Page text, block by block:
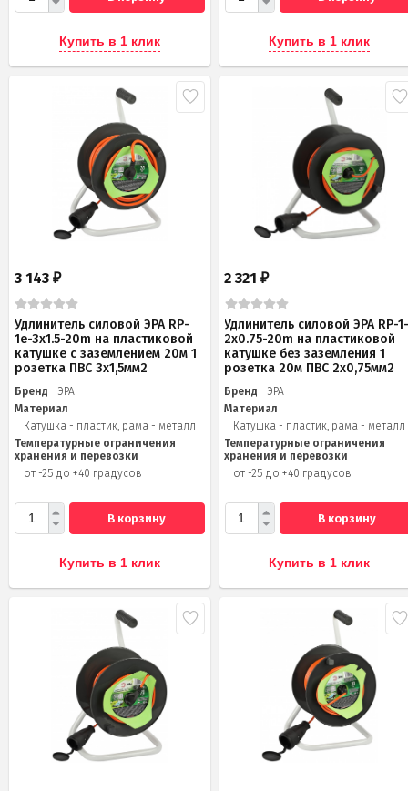
Купить в 1 клик Купить в 1 клик
3 143 ₽
Удлинитель силовой ЭРА RP-
1e-3x1.5-20m на пластиковой
катушке c заземлением 20м 1
розетка ПВС 3х1,5мм2
Бренд
ЭРА
Материал
Катушка - пластик, рама - металл
Температурные ограничения
хранения и перевозки
от -25 до +40 градусов
В корзину
Купить в 1 клик
2 321₽
Удлинитель силовой ЭРА RP-
2x0.75-20m на пластиковой
катушке без заземления 1
розетка 20м ПВС 2х0,75мм2
Бренд
ЭРА
Материал
Катушка - пластик, рама - металл
Температурные ограничения
хранения и перевозки
от -25 до +40 градусов
В корзину
Купить в 1 клик